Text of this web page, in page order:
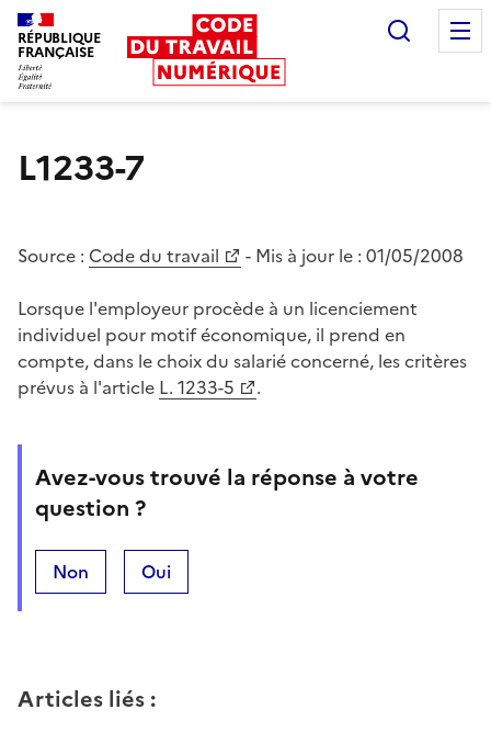
RÉPUBLIQUE
FRANÇAISE
L1233-7
Source : Code du travail - Mis à jour le : 01/05/2008
Lorsque l'employeur procède à un licenciement
individuel pour motif économique, il prend en
compte, dans le choix du salarié concerné, les critères
prévus à l'article L. 1233-5 .
Avez-vous trouvé la réponse à votre
question ?
Non Oui
Articles liés :